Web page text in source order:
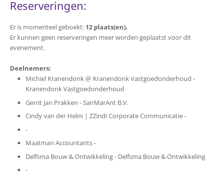
Reserveringen:
Er is momenteel geboekt:12 plaats(en).
Er kunnen geen reserveringen meer worden geplaatst voor dit
evenement.
Deelnemers:
Michiel Kranendonk @ Kranendonk Vastgoedonderhoud -
Kranendonk Vastgoedonderhoud
Gerrit Jan Prakken - SanMarAnt B.V.
Cindy van der Helm | ZZindi Corporate Communicatie -
-
Maatman Accountants -
Delfsma Bouw & Ontwikkeling - Delfsma Bouw & Ontwikkeling
-